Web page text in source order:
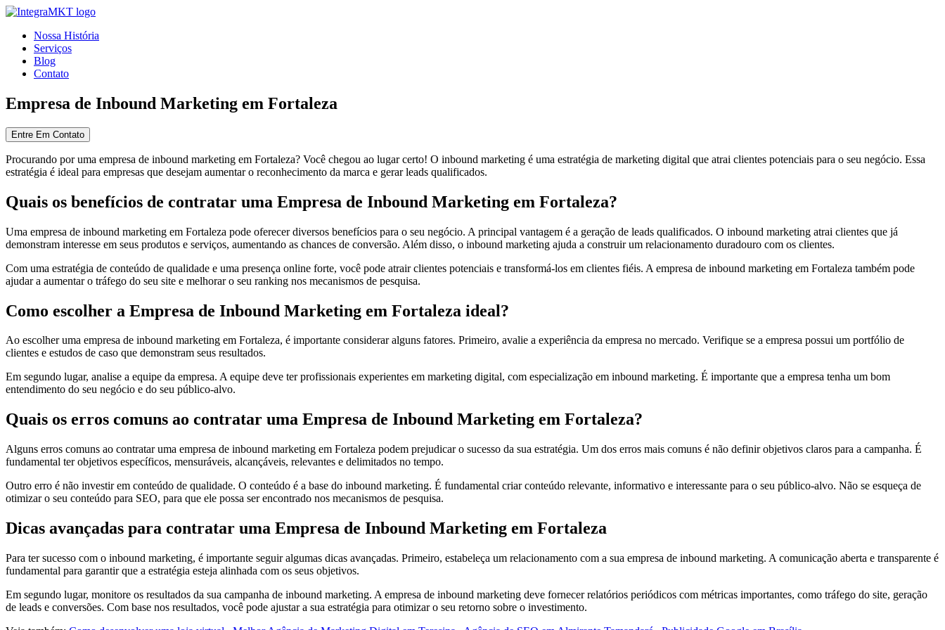
Nossa História
Serviços
Blog
Contato
Empresa de Inbound Marketing em Fortaleza
Entre Em Contato
Procurando por uma empresa de inbound marketing em Fortaleza? Você chegou ao lugar certo! O inbound marketing é uma estratégia de marketing digital que atrai clientes potenciais para o seu negócio. Essa
estratégia é ideal para empresas que desejam aumentar o reconhecimento da marca e gerar leads qualificados.
Quais os benefícios de contratar uma Empresa de Inbound Marketing em Fortaleza?
Uma empresa de inbound marketing em Fortaleza pode oferecer diversos benefícios para o seu negócio. A principal vantagem é a geração de leads qualificados. O inbound marketing atrai clientes que já
demonstram interesse em seus produtos e serviços, aumentando as chances de conversão. Além disso, o inbound marketing ajuda a construir um relacionamento duradouro com os clientes.
Com uma estratégia de conteúdo de qualidade e uma presença online forte, você pode atrair clientes potenciais e transformá-los em clientes fiéis. A empresa de inbound marketing em Fortaleza também pode
ajudar a aumentar o tráfego do seu site e melhorar o seu ranking nos mecanismos de pesquisa.
Como escolher a Empresa de Inbound Marketing em Fortaleza ideal?
Ao escolher uma empresa de inbound marketing em Fortaleza, é importante considerar alguns fatores. Primeiro, avalie a experiência da empresa no mercado. Verifique se a empresa possui um portfólio de
clientes e estudos de caso que demonstram seus resultados.
Em segundo lugar, analise a equipe da empresa. A equipe deve ter profissionais experientes em marketing digital, com especialização em inbound marketing. É importante que a empresa tenha um bom
entendimento do seu negócio e do seu público-alvo.
Quais os erros comuns ao contratar uma Empresa de Inbound Marketing em Fortaleza?
Alguns erros comuns ao contratar uma empresa de inbound marketing em Fortaleza podem prejudicar o sucesso da sua estratégia. Um dos erros mais comuns é não definir objetivos claros para a campanha. É
fundamental ter objetivos específicos, mensuráveis, alcançáveis, relevantes e delimitados no tempo.
Outro erro é não investir em conteúdo de qualidade. O conteúdo é a base do inbound marketing. É fundamental criar conteúdo relevante, informativo e interessante para o seu público-alvo. Não se esqueça de
otimizar o seu conteúdo para SEO, para que ele possa ser encontrado nos mecanismos de pesquisa.
Dicas avançadas para contratar uma Empresa de Inbound Marketing em Fortaleza
Para ter sucesso com o inbound marketing, é importante seguir algumas dicas avançadas. Primeiro, estabeleça um relacionamento com a sua empresa de inbound marketing. A comunicação aberta e transparente é
fundamental para garantir que a estratégia esteja alinhada com os seus objetivos.
Em segundo lugar, monitore os resultados da sua campanha de inbound marketing. A empresa de inbound marketing deve fornecer relatórios periódicos com métricas importantes, como tráfego do site, geração
de leads e conversões. Com base nos resultados, você pode ajustar a sua estratégia para otimizar o seu retorno sobre o investimento.